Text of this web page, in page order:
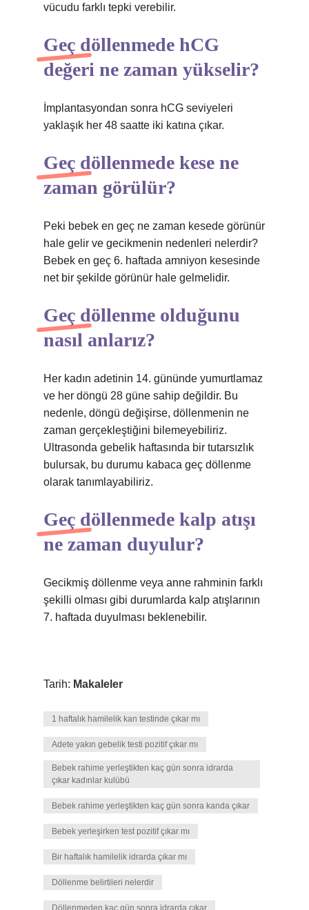
vücudu farklı tepki verebilir.
Geç döllenmede hCG
değeri ne zaman yükselir?
İmplantasyondan sonra hCG seviyeleri
yaklaşık her 48 saatte iki katına çıkar.
Geç döllenmede kese ne
zaman görülür?
Peki bebek en geç ne zaman kesede görünür
hale gelir ve gecikmenin nedenleri nelerdir?
Bebek en geç 6. haftada amniyon kesesinde
net bir şekilde görünür hale gelmelidir.
Geç döllenme olduğunu
nasıl anlarız?
Her kadın adetinin 14. gününde yumurtlamaz
ve her döngü 28 güne sahip değildir. Bu
nedenle, döngü değişirse, döllenmenin ne
zaman gerçekleştiğini bilemeyebiliriz.
Ultrasonda gebelik haftasında bir tutarsızlık
bulursak, bu durumu kabaca geç döllenme
olarak tanımlayabiliriz.
Geç döllenmede kalp atışı
ne zaman duyulur?
Gecikmiş döllenme veya anne rahminin farklı
şekilli olması gibi durumlarda kalp atışlarının
7. haftada duyulması beklenebilir.
Tarih: Makaleler
1 haftalık hamilelik kan testinde çıkar mı
Adete yakın gebelik testi pozitif çıkar mı
Bebek rahime yerleştikten kaç gün sonra idrarda
çıkar kadınlar kulübü
Bebek rahime yerleştikten kaç gün sonra kanda çıkar
Bebek yerleşirken test pozitif çıkar mı
Bir haftalık hamilelik idrarda çıkar mı
Döllenme belirtileri nelerdir
Döllenmeden kaç gün sonra idrarda çıkar